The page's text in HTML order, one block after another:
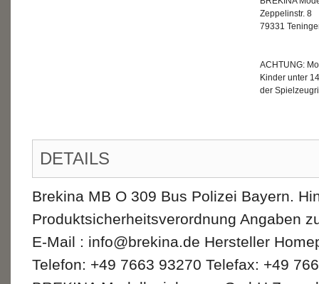
Zeppelinstr. 8
79331
ACHTUNG:
Kinder unter
der
DETAILS
Brekina MB O 309 Bus Polizei Bayern.
Produktsicherheitsverordnung Angaben
E-Mail : info@brekina.de Hersteller
Telefon: +49 7663 93270 Telefax: +49